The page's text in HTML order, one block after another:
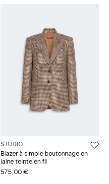
STUDIO
Blazer à simple boutonnage en
laine teinte en fil
575,00 €